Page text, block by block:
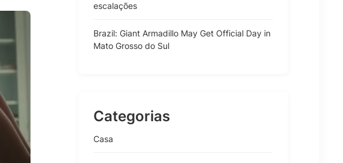
escalações
Brazil: Giant Armadillo May Get Official Day in
Mato Grosso do Sul
Categorias
Casa